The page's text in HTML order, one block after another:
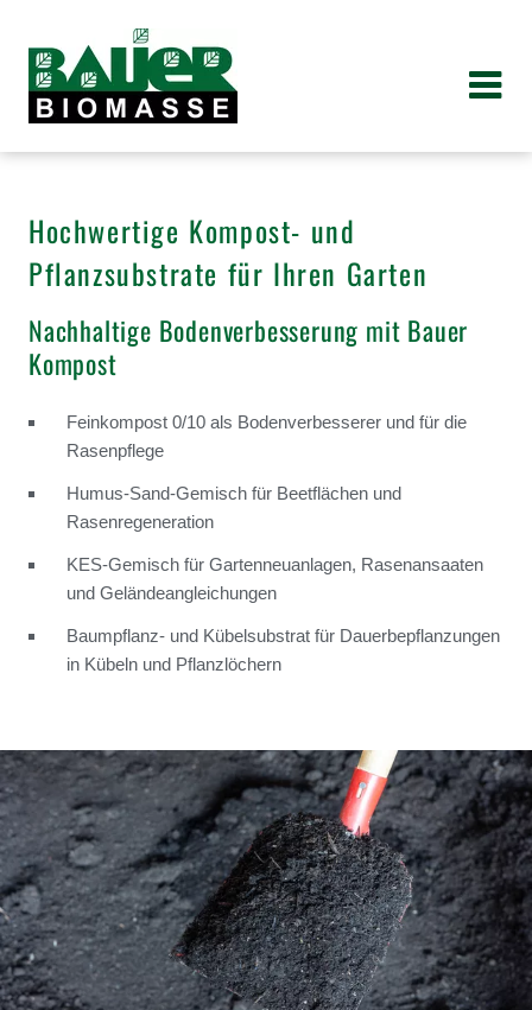
Hochwertige Kompost- und
Pflanzsubstrate für Ihren Garten
Nachhaltige Bodenverbesserung mit Bauer
Kompost
Feinkompost 0/10 als Bodenverbesserer und für die
Rasenpflege
Humus-Sand-Gemisch für Beetflächen und
Rasenregeneration
KES-Gemisch für Gartenneuanlagen, Rasenansaaten
und Geländeangleichungen
Baumpflanz- und Kübelsubstrat für Dauerbepflanzungen
in Kübeln und Pflanzlöchern
Dienstleistungen
Verwertung und Entsorgung
Forstwirtschaft
Trocknung
Logistik
Verwertung und Entsorgung
Speisereste und Alt-Fett
Grünschnitt, Wurzeln, Altholz
Rodung und Fällung
Grünschnitt-Container
Karriere
News